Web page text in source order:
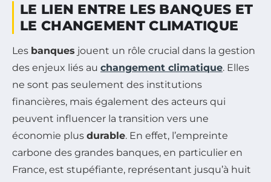
LE LIEN ENTRE LES BANQUES ET
LE CHANGEMENT CLIMATIQUE
Les banques jouent un rôle crucial dans la gestion
des enjeux liés au changement climatique. Elles
ne sont pas seulement des institutions
financières, mais également des acteurs qui
peuvent influencer la transition vers une
économie plus durable. En effet, l’empreinte
carbone des grandes banques, en particulier en
France, est stupéfiante, représentant jusqu’à huit